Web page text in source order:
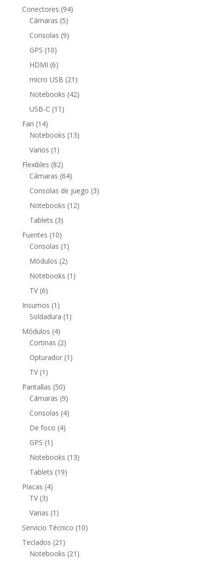
productos
Conectores 9494
Cámaras 55
productos
Consolas 99
GPS 1010
productos
HDMI 66
productos
micro USB 21 21
productos
Notebooks 4242
USB-C 11 11
Fan 1414
productos
Notebooks 1313
Varios 1 1
producto
Flexibles 8282
productos
Cámaras 6464
productos
Consolas de juego 33
Notebooks 1212
Tablets 33
productos
Fuentes 1010
productos
Consolas 1 1
producto
Módulos 22
productos
Notebooks 1 1
TV 66
productos
Insumos 1 1
producto
Soldadura 1 1
Módulos 44
productos
Cortinas 22
productos
Opturador 1 1
TV 1 1
producto
Pantallas 5050
productos
Cámaras 99
productos
Consolas 44
De foco 44
GPS 1 1
producto
Notebooks 1313
Tablets 1919
Placas 44
TV 33
productos
Varias 1 1
producto
Servicio Técnico 1010
Teclados 21 21
productos
Notebooks 21 21